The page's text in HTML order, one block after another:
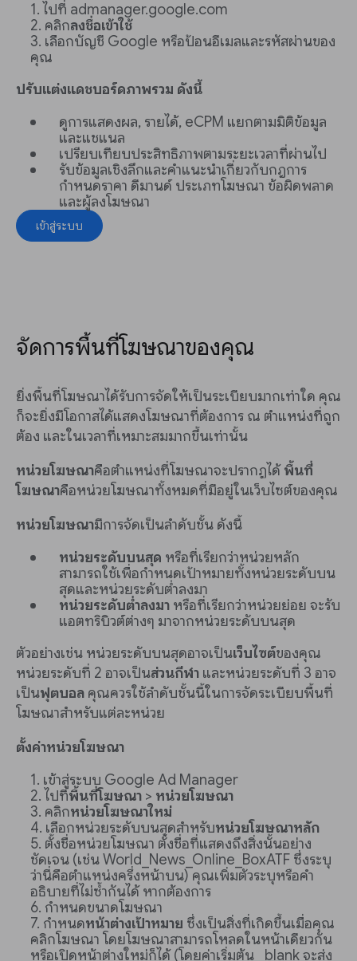
ไปที่ admanager.google.com
คลิกลงชื่อเข้าใช้
เลือกบัญชี Google หรือป้อนอีเมลและรหัสผ่านของ
คุณ
ปรับแต่งแดชบอร์ดภาพรวม ดังนี้
ดูการแสดงผล, รายได้, eCPM แยกตามมิติข้อมูล
และแชแนล
เปรียบเทียบประสิทธิภาพตามระยะเวลาที่ผ่านไป
รับข้อมูลเชิงลึกและคำแนะนำเกี่ยวกับกฎการ
กำหนดราคา ดีมานด์ ประเภทโฆษณา ข้อผิดพลาด
และผู้ลงโฆษณา
เข้าสู่ระบบ
จัดการพื้นที่โฆษณาของคุณ
ยิ่งพื้นที่โฆษณาได้รับการจัดให้เป็นระเบียบมากเท่าใด คุณ
ก็จะยิ่งมีโอกาสได้แสดงโฆษณาที่ต้องการ ณ ตำแหน่งที่ถูก
ต้อง และในเวลาที่เหมาะสมมากขึ้นเท่านั้น
หน่วยโฆษณาคือตำแหน่งที่โฆษณาจะปรากฏได้พื้นที่
โฆษณาคือหน่วยโฆษณาทั้งหมดที่มีอยู่ในเว็บไซต์ของคุณ
หน่วยโฆษณามีการจัดเป็นลำดับชั้น ดังนี้
หน่วยระดับบนสุด หรือที่เรียกว่าหน่วยหลัก
สามารถใช้เพื่อกำหนดเป้าหมายทั้งหน่วยระดับบน
สุดและหน่วยระดับต่ำลงมา
หน่วยระดับต่ำลงมา หรือที่เรียกว่าหน่วยย่อย จะรับ
แอตทริบิวต์ต่างๆ มาจากหน่วยระดับบนสุด
ตัวอย่างเช่น หน่วยระดับบนสุดอาจเป็นเว็บไซต์ของคุณ
หน่วยระดับที่ 2 อาจเป็นส่วนกีฬา และหน่วยระดับที่ 3 อาจ
เป็นฟุตบอล คุณควรใช้ลำดับชั้นนี้ในการจัดระเบียบพื้นที่
โฆษณาสำหรับแต่ละหน่วย
ตั้งค่าหน่วยโฆษณา
เข้าสู่ระบบ Google Ad Manager
ไปที่พื้นที่โฆษณา > หน่วยโฆษณา
คลิกหน่วยโฆษณาใหม่
เลือกหน่วยระดับบนสุดสำหรับหน่วยโฆษณาหลัก
ตั้งชื่อหน่วยโฆษณา ตั้งชื่อที่แสดงถึงสิ่งนั้นอย่าง
ชัดเจน (เช่น World_News_Online_BoxATF ซึ่งระบุ
ว่านี่คือตำแหน่งครึ่งหน้าบน) คุณเพิ่มตัวระบุหรือคำ
อธิบายที่ไม่ซ้ำกันได้ หากต้องการ
กำหนดขนาดโฆษณา
กำหนดหน้าต่างเป้าหมาย ซึ่งเป็นสิ่งที่เกิดขึ้นเมื่อคุณ
คลิกโฆษณา โดยโฆษณาสามารถโหลดในหน้าเดียวกัน
หรือเปิดหน้าต่างใหม่ก็ได้ (โดยค่าเริ่มต้น _blank จะส่ง